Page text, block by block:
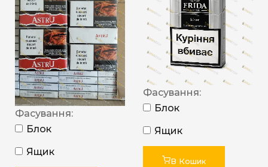
Фасування:
Блок
Ящик
Фасування:
Блок
Ящик
В Кошик